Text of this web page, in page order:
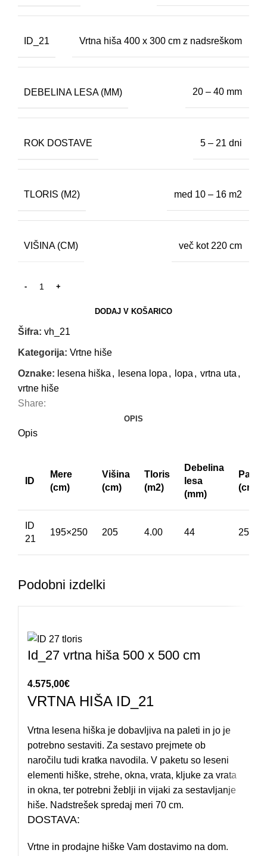
ID_21 Vrtna hiša 400 x 300 cm z nadsreškom
DEBELINA LESA (MM) 20 – 40 mm
ROK DOSTAVE 5 – 21 dni
TLORIS (M2) med 10 – 16 m2
VIŠINA (CM) več kot 220 cm
DODAJ V KOŠARICO
Šifra: vh_21
Kategorija: Vrtne hiše
Oznake: lesena hiška , lesena lopa , lopa , vrtna uta ,
vrtne hiše
Share:
OPIS
Opis
ID
Mere
(cm)
Višina
(cm)
Tloris
(m2)
Debelina
lesa
(mm)
Paket
(cm)
ID
21
195×250 205 4.00 44
Podobni izdelki
Id_27 vrtna hiša 500 x 500 cm
4.575,00€
VRTNA HIŠA ID_21
Vrtna lesena hiška je dobavljiva na paleti in jo je
potrebno sestaviti. Za sestavo prejmete ob
naročilu tudi kratka navodila. V paketu so leseni
elementi hiške, strehe, okna, vrata, kljuke za vrata
in okna, ter potrebni žeblji in vijaki za sestavljanje
hiše. Nadstrešek spredaj meri 70 cm.
DOSTAVA:
Vrtne in prodajne hiške Vam dostavimo na dom.